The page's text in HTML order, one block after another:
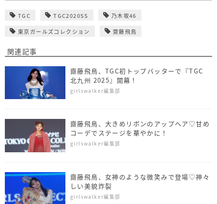
TGC TGC2020SS 乃木坂46
東京ガールズコレクション 齋藤飛鳥
関連記事
齋藤飛鳥、TGC初トップバッターで『TGC
北九州 2025』開幕！
girlswalker編集部
齋藤飛鳥、大きめリボンのアップヘア♡甘め
コーデでステージを華やかに！
girlswalker編集部
齋藤飛鳥、女神のような微笑みで登場♡神々
しい美貌炸裂
girlswalker編集部